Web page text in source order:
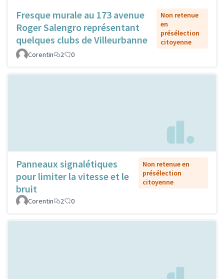
Fresque murale au 173 avenue
Roger Salengro représentant
quelques clubs de Villeurbanne
Non retenue
en
présélection
citoyenne
Corentin
2 0
Panneaux signalétiques
pour limiter la vitesse et le
bruit
Non retenue en
présélection
citoyenne
Corentin 2 0